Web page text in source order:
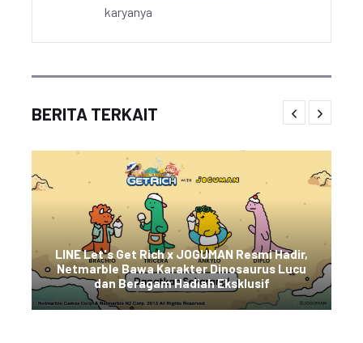
karyanya
BERITA TERKAIT
LINE Let's Get Rich x JOGUMAN Resmi Hadir,
Netmarble Bawa Karakter Dinosaurus Lucu
dan Beragam Hadiah Eksklusif